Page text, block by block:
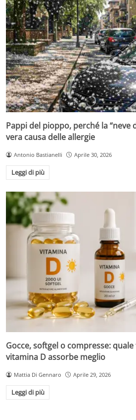
Pappi del pioppo, perché la “neve
vera causa delle allergie
Antonio Bastianelli Aprile 30, 2026
Leggi di più
Gocce, softgel o compresse:
vitamina D assorbe meglio
Mattia Di Gennaro Aprile 29, 2026
Leggi di più